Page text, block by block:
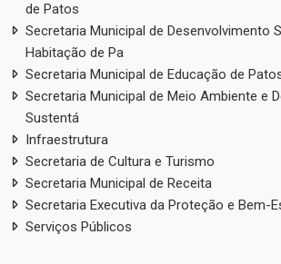
de Patos
Secretaria Municipal de Desenvolvimento
Habitação de Pa
Secretaria Municipal de Educação de
Secretaria Municipal de Meio Ambiente e
Sustentá
Infraestrutura
Secretaria de Cultura e Turismo
Secretaria Municipal de Receita
Secretaria Executiva da Proteção e Bem-
Serviços Públicos